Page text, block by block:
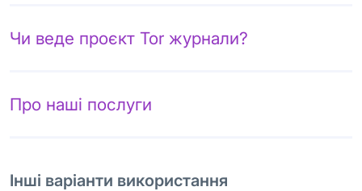
Чи веде проєкт Tor журнали?
Про наші послуги
Інші варіанти використання